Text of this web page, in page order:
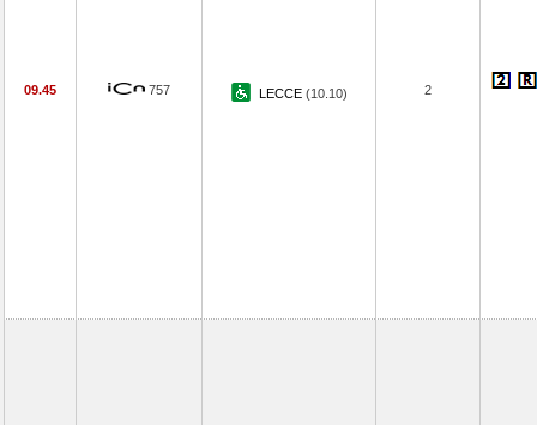
09.45 757 LECCE (10.10) 2